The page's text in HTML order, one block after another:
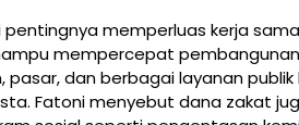
memperluas kerja
mempercepat
pasar, dan berbagai layanan
Fatoni menyebut dana zakat